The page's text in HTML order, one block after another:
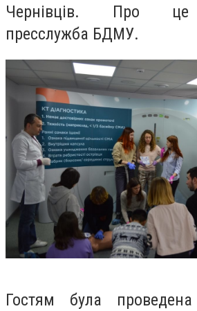
Чернівців. Про це
пресслужба БДМУ.
Гостям була